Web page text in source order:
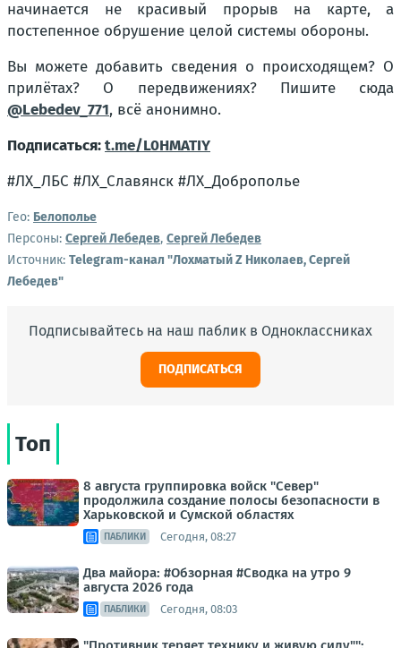
начинается не красивый прорыв на карте, а
постепенное обрушение целой системы обороны.
Вы можете добавить сведения о происходящем? О
прилётах? О передвижениях? Пишите сюда
@Lebedev_771, всё анонимно.
Подписаться:t.me/L0HMATIY
#ЛХ_ЛБС #ЛХ_Славянск #ЛХ_Доброполье
Гео: Белополье
Персоны: Сергей Лебедев, Сергей Лебедев
Источник: Telegram-канал "Лохматый Z Николаев, Сергей
Лебедев"
Подписывайтесь на наш паблик в Одноклассниках
ПОДПИСАТЬСЯ
Топ
8 августа группировка войск "Север"
продолжила создание полосы безопасности в
Харьковской и Сумской областях
ПАБЛИКИ Сегодня, 08:27
Два майора: #Обзорная #Сводка на утро 9
августа 2026 года
ПАБЛИКИ Сегодня, 08:03